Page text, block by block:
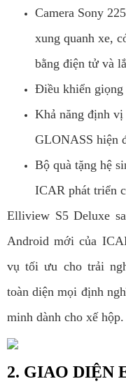
Camera Sony
xung quanh xe,
bằng điện tử và
Điều khiển
Khả năng định
GLONASS hiện
Bộ quà tặng hệ
ICAR phát triển
Elliview S5 Deluxe
Android mới của
vụ tối ưu cho trải
toàn diện mọi định
minh dành cho xế hộp.
2. GIAO DIỆN